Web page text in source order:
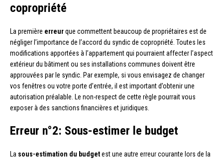
copropriété
La première erreurque commettent beaucoup de propriétaires est de
négliger l’importance de l’accord du syndic de copropriété. Toutes les
modifications apportées à l’appartement qui pourraient affecter l’aspect
extérieur du bâtiment ou ses installations communes doivent être
approuvées par le syndic. Par exemple, si vous envisagez de changer
vos fenêtres ou votre porte d’entrée, il est important d’obtenir une
autorisation préalable. Le non-respect de cette règle pourrait vous
exposer à des sanctions financières et juridiques.
Erreur n°2: Sous-estimer le budget
La sous-estimation du budgetest une autre erreur courante lors de la